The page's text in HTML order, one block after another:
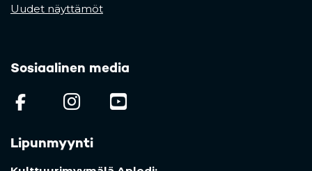
Uudet näyttämöt
Sosiaalinen media
(opens in a new tab)
(opens in a new tab)
Lipunmyynti